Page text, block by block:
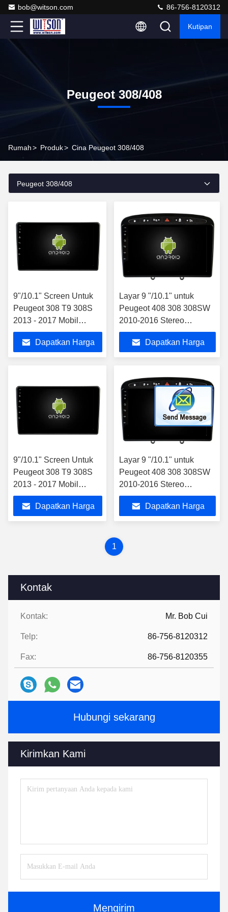
bob@witson.com 86-756-8120312
Kutipan
Peugeot 308/408
Rumah> Produk> Cina Peugeot 308/408
Kontak
Kontak: Mr. Bob Cui
Telp: 86-756-8120312
Fax: 86-756-8120355
Hubungi sekarang
Kirimkan Kami
Mengirim
Peugeot 308/408
9"/10.1" Screen Untuk
Peugeot 308 T9 308S
2013 - 2017 Mobil
Multimedia Stereo
Dapatkan Harga
Layar 9 "/10.1" untuk
Peugeot 408 308 308SW
2010-2016 Stereo
Multimedia Mobil
Dapatkan Harga
9"/10.1" Screen Untuk
Peugeot 308 T9 308S
2013 - 2017 Mobil
Multimedia Stereo
Dapatkan Harga
Layar 9 "/10.1" untuk
Peugeot 408 308 308SW
2010-2016 Stereo
Multimedia Mobil
Dapatkan Harga
1